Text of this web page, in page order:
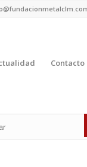
Contacto